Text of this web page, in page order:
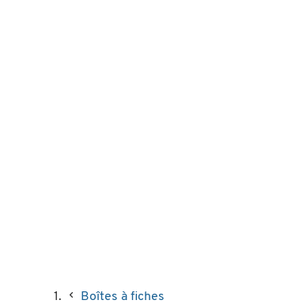
Boîtes à fiches